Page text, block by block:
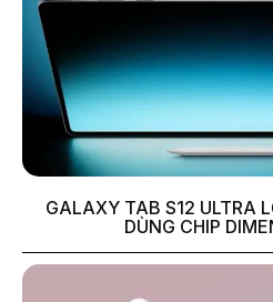
GALAXY TAB S12 ULTRA
DÙNG CHIP